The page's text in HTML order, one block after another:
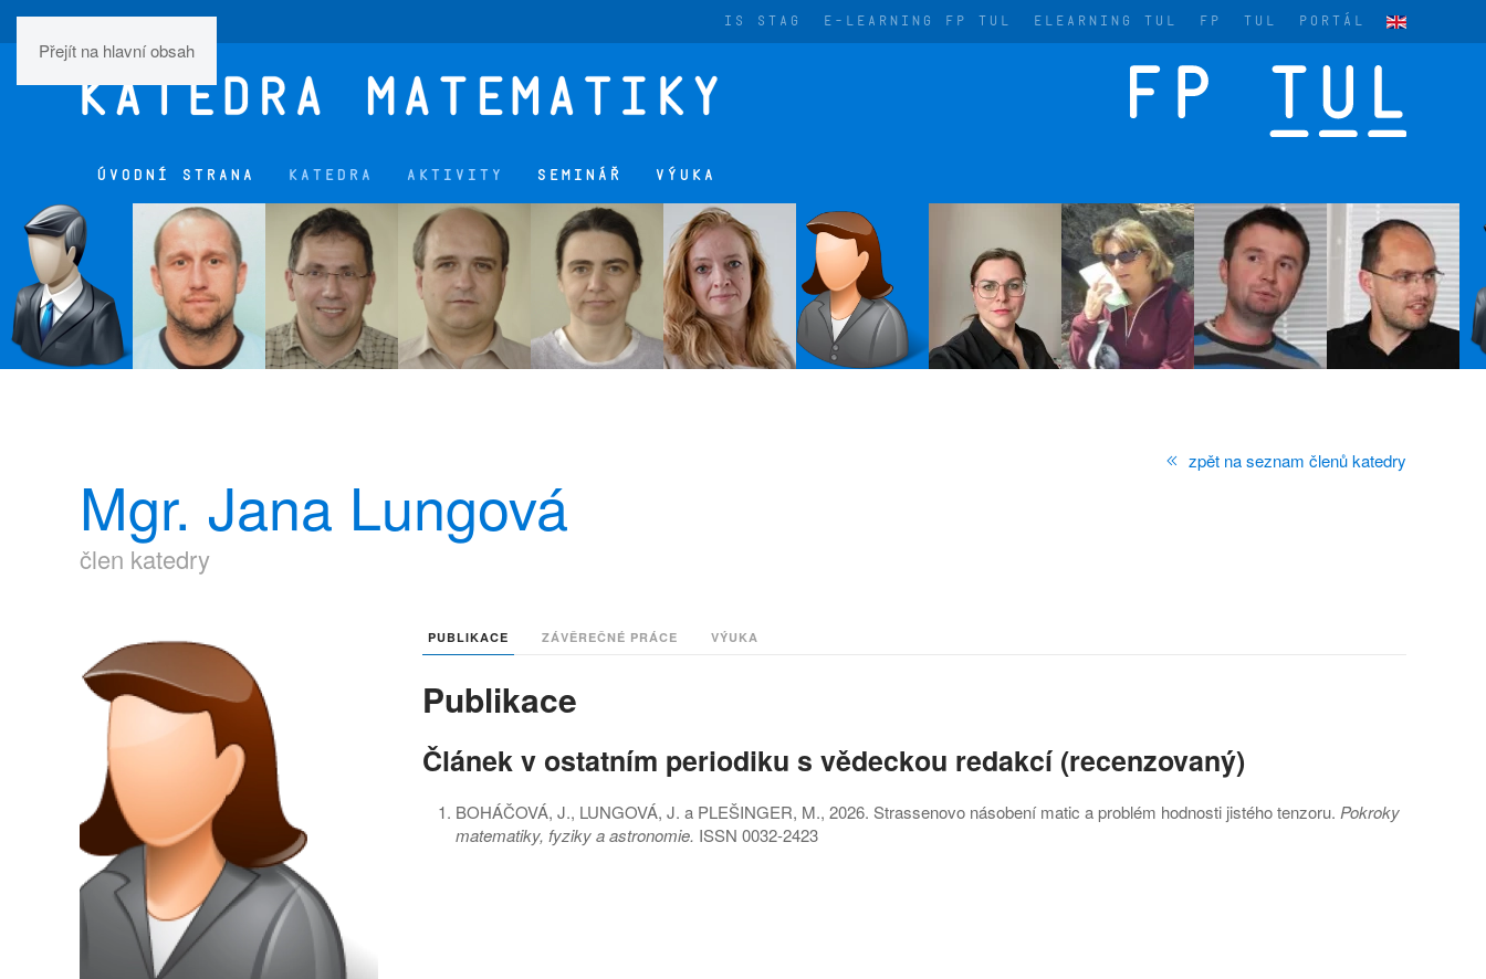
Přejít na hlavní obsah
IS STAG E-LEARNING FP TUL ELEARNING TUL FP TUL PORTÁL
ÚVODNÍ STRANA KATEDRA AKTIVITY SEMINÁŘ VÝUKA
zpět na seznam členů katedry
Mgr. Jana Lungová
člen katedry
PUBLIKACE ZÁVĚREČNÉ PRÁCE VÝUKA
Publikace
Článek v ostatním periodiku s vědeckou redakcí (recenzovaný)
BOHÁČOVÁ, J., LUNGOVÁ, J. a PLEŠINGER, M., 2026. Strassenovo násobení matic a problém hodnosti jistého tenzoru. Pokroky
matematiky, fyziky a astronomie. ISSN 0032-2423